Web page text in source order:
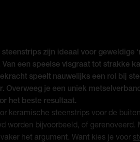
zijn ideaal voor geweldige
Van een speelse visgraat tot strakke
speelt nauwelijks een rol bij
Overweeg je een uniek
het beste resultaat.
keramische steenstrips voor de
worden bijvoorbeeld, of
het argument. Want kies je voor